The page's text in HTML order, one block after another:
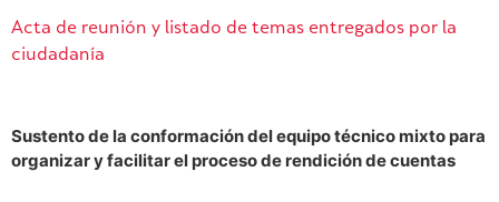
Acta de reunión y listado de temas entregados por la
ciudadanía
Sustento de la conformación del equipo técnico mixto para
organizar y facilitar el proceso de rendición de cuentas